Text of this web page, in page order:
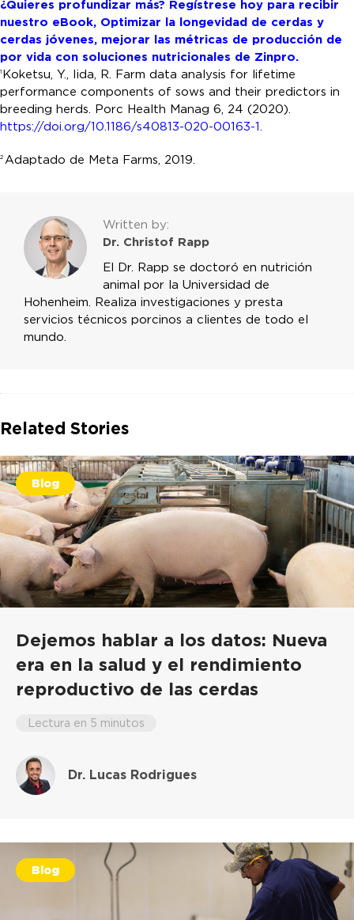
¿Quieres profundizar más? Regístrese hoy para recibir
nuestro eBook, Optimizar la longevidad de cerdas y
cerdas jóvenes, mejorar las métricas de producción de
por vida con soluciones nutricionales de Zinpro.
1 Koketsu, Y., Iida, R. Farm data analysis for lifetime
performance components of sows and their predictors in
breeding herds. Porc Health Manag 6, 24 (2020).
https://doi.org/10.1186/s40813-020-00163-1.
2 Adaptado de Meta Farms, 2019.
Written by:
Dr. Christof Rapp
El Dr. Rapp se doctoró en nutrición
animal por la Universidad de
Hohenheim. Realiza investigaciones y presta
servicios técnicos porcinos a clientes de todo el
mundo.
Related Stories
Blog
Dejemos hablar a los datos: Nueva
era en la salud y el rendimiento
reproductivo de las cerdas
Lectura en 5 minutos
Dr. Lucas Rodrigues
Blog